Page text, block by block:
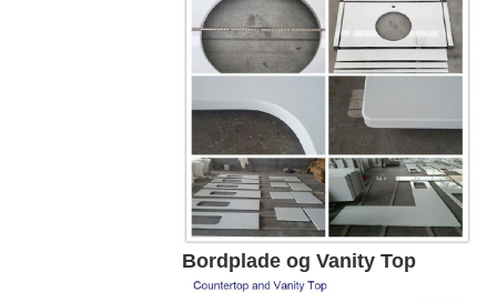
Bordplade og Vanity Top